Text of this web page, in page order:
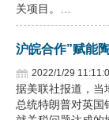
关项目。…
沪皖合作”赋能
2022/1/29
据美联社报道，当
总统特朗普对英国